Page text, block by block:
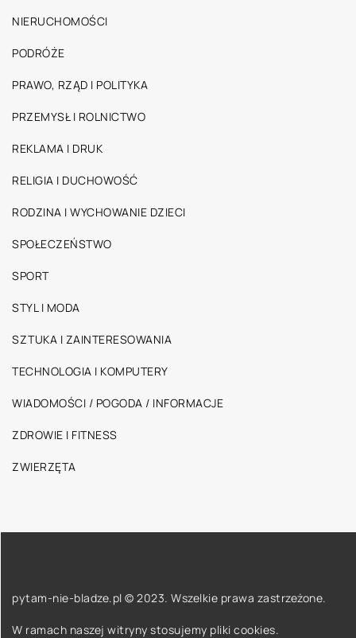
NIERUCHOMOŚCI
PODRÓŻE
PRAWO, RZĄD I POLITYKA
PRZEMYSŁ I ROLNICTWO
REKLAMA I DRUK
RELIGIA I DUCHOWOŚĆ
RODZINA I WYCHOWANIE DZIECI
SPOŁECZEŃSTWO
SPORT
STYL I MODA
SZTUKA I ZAINTERESOWANIA
TECHNOLOGIA I KOMPUTERY
WIADOMOŚCI / POGODA / INFORMACJE
ZDROWIE I FITNESS
ZWIERZĘTA
pytam-nie-bladze.pl © 2023. Wszelkie prawa zastrzeżone.
W ramach naszej witryny stosujemy pliki cookies.